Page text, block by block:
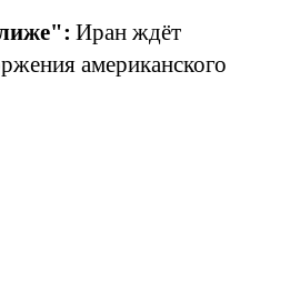
Иран ждёт
американского